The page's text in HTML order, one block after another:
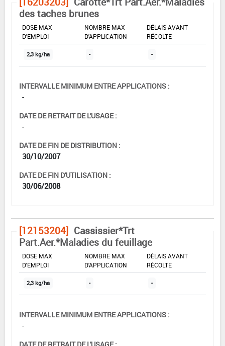
des taches brunes
DOSE MAX
D'EMPLOI
NOMBRE MAX
D'APPLICATION
DÉLAIS AVANT
RÉCOLTE
2,3 kg/ha - -
INTERVALLE MINIMUM ENTRE APPLICATIONS :
-
DATE DE RETRAIT DE L'USAGE :
-
DATE DE FIN DE DISTRIBUTION :
30/10/2007
DATE DE FIN D'UTILISATION :
30/06/2008
[12153204] Cassissier*Trt
Part.Aer.*Maladies du feuillage
DOSE MAX
D'EMPLOI
NOMBRE MAX
D'APPLICATION
DÉLAIS AVANT
RÉCOLTE
2,3 kg/ha - -
INTERVALLE MINIMUM ENTRE APPLICATIONS :
-
DATE DE RETRAIT DE L'USAGE :